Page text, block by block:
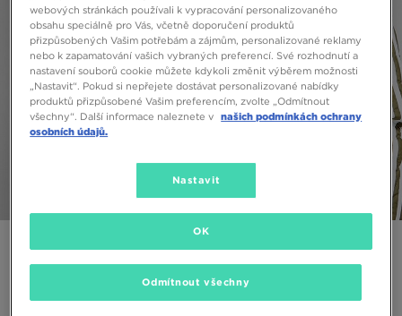
webových stránkách používali k vypracování personalizovaného
obsahu speciálně pro Vás, včetně doporučení produktů
přizpůsobených Vašim potřebám a zájmům, personalizované reklamy
nebo k zapamatování vašich vybraných preferencí. Své rozhodnutí a
nastavení souborů cookie můžete kdykoli změnit výběrem možnosti
„Nastavit“. Pokud si nepřejete dostávat personalizované nabídky
produktů přizpůsobené Vašim preferencím, zvolte „Odmítnout
všechny“. Další informace naleznete v našich podmínkách ochrany
osobních údajů.
Nastavit
Odmítnout všechny
OK